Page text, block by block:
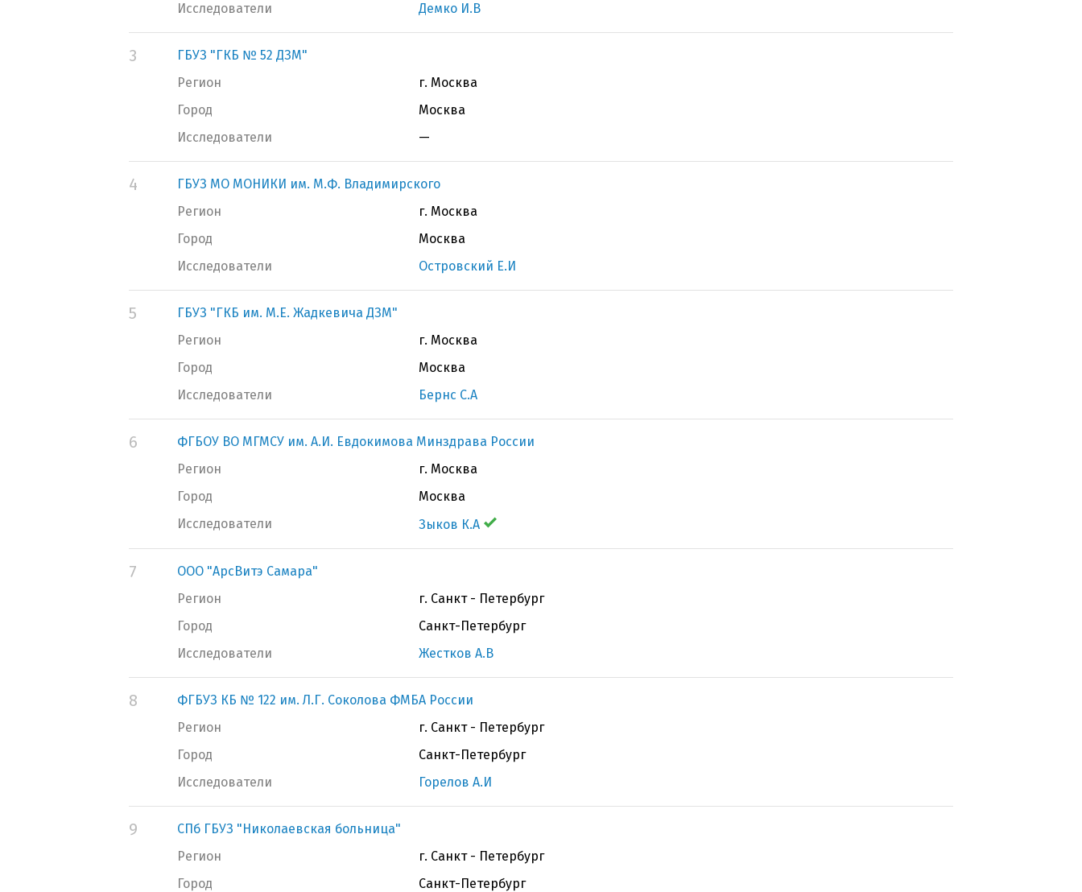
Исследователи
Демко И.В
3
ГБУЗ "ГКБ № 52 ДЗМ"
Регион
г. Москва
Город
Москва
Исследователи
—
4
ГБУЗ МО МОНИКИ им. М.Ф. Владимирского
Регион
г. Москва
Город
Москва
Исследователи
Островский Е.И
5
ГБУЗ "ГКБ им. М.Е. Жадкевича ДЗМ"
Регион
г. Москва
Город
Москва
Исследователи
Бернс С.А
6
ФГБОУ ВО МГМСУ им. А.И. Евдокимова Минздрава России
Регион
г. Москва
Город
Москва
Исследователи
Зыков К.А
7
ООО "АрсВитэ Самара"
Регион
г. Санкт - Петербург
Город
Санкт-Петербург
Исследователи
Жестков А.В
8
ФГБУЗ КБ № 122 им. Л.Г. Соколова ФМБА России
Регион
г. Санкт - Петербург
Город
Санкт-Петербург
Исследователи
Горелов А.И
9
СПб ГБУЗ "Николаевская больница"
Регион
г. Санкт - Петербург
Город
Санкт-Петербург